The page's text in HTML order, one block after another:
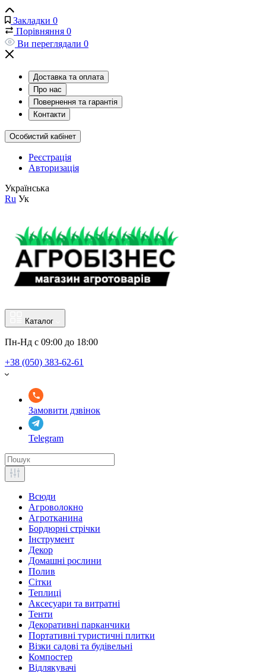
Закладки 0
Порівняння 0
Ви переглядали 0
Доставка та оплата
Про нас
Повернення та гарантія
Контакти
Особистий кабінет
Реєстрація
Авторизація
Українська
Ru Ук
Каталог
Пн-Нд с 09:00 до 18:00
+38 (050) 383-62-61
Замовити дзвінок
Telegram
Всюди
Агроволокно
Агротканина
Бордюрні стрічки
Інструмент
Декор
Домашні рослини
Полив
Сітки
Теплиці
Аксесуари та витратні
Тенти
Декоративні парканчики
Портативні туристичні плитки
Візки садові та будівельні
Компостер
Відлякувачі